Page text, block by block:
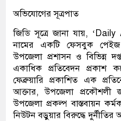
অভিযোগের সূত্রপাত
জিডি সূত্রে জানা যায়,
নামের একটি ফেসবুক
উপজেলা প্রশাসন ও বিভিন্ন
একাধিক প্রতিবেদন প্রকাশ
ফেব্রুয়ারি প্রকাশিত এক
আক্তার, উপজেলা প্রকৌশলী
উপজেলা প্রকল্প বাস্তবায়ন
নিউটন বড়ুয়ার বিরুদ্ধে